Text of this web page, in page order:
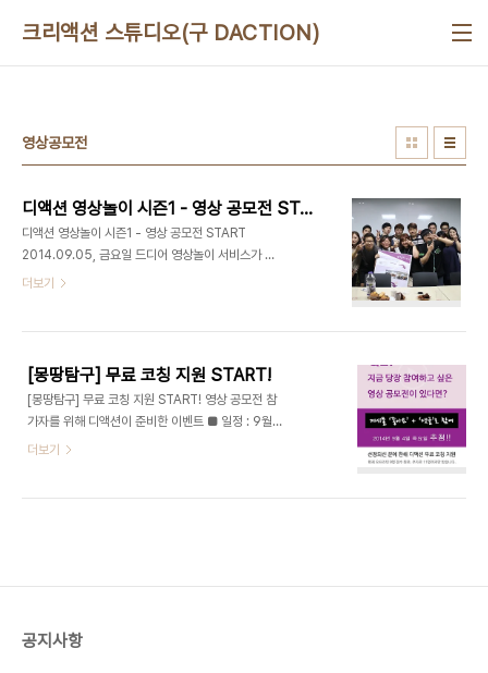
크리액션 스튜디오(구 DACTION)
영상공모전
디액션 영상놀이 시즌1 - 영상 공모전 START
디액션 영상놀이 시즌1 - 영상 공모전 START
2014.09.05, 금요일 드디어 영상놀이 서비스가 시
작되었습니다. 디액션 영상 코칭 명단[호서직업전문
환, 임우준 (고2) 이번 디액션 영상놀이 시즌1 의 주
제는 영상 공모전 뽀개기입니다.참가자들은 영상공
모전에 처음 도전해보는 학생들, 경험이 있는 학생들
총15명의 학생들로 다양하게 구성되었는데요. 디액
션 최정욱 대표님의 영상놀이 서비스 오리엔테이션
다.가장 먼저 최정욱 대표님께서 영상놀이 서비스의
더보기
[몽땅탐구] 무료 코칭 지원 START!
[몽땅탐구] 무료 코칭 지원 START! 영상 공모전 참
가자를 위해 디액션이 준비한 이벤트 ■ 일정 : 9월
5일 금요일부터 매주 저녁 8시 - 총4회 ■ 장소 : 태
더보기
공지사항